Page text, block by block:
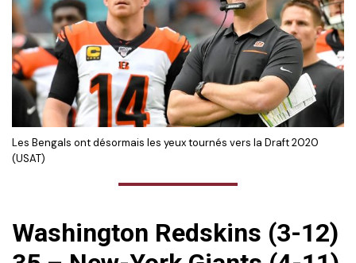
Les Bengals ont désormais les yeux tournés vers la Draft 2020
(USAT)
Washington Redskins (3-12)